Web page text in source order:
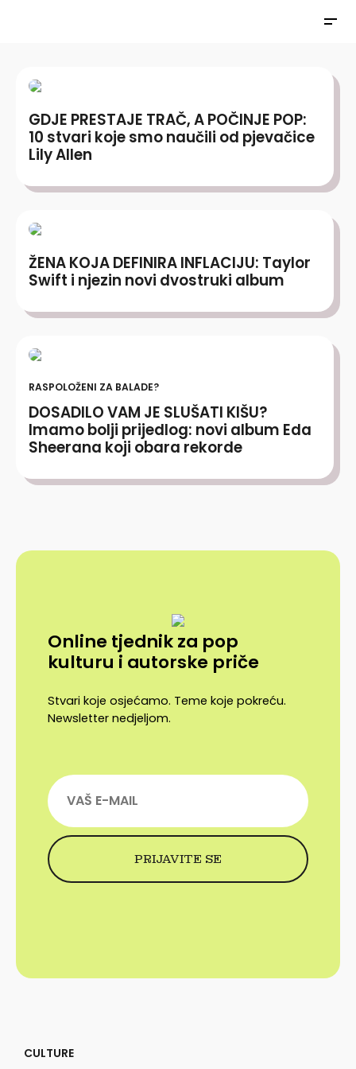
GDJE PRESTAJE TRAČ, A POČINJE POP:
10 stvari koje smo naučili od pjevačice
Lily Allen
ŽENA KOJA DEFINIRA INFLACIJU: Taylor
Swift i njezin novi dvostruki album
RASPOLOŽENI ZA BALADE?
DOSADILO VAM JE SLUŠATI KIŠU?
Imamo bolji prijedlog: novi album Eda
Sheerana koji obara rekorde
Online tjednik za pop
kulturu i autorske priče
Stvari koje osjećamo. Teme koje pokreću.
Newsletter nedjeljom.
CULTURE